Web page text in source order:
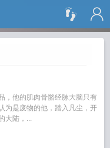
搜 索
，他的肌肉骨骼经脉大脑只有
为是废物的他，踏入凡尘，开
大陆，...